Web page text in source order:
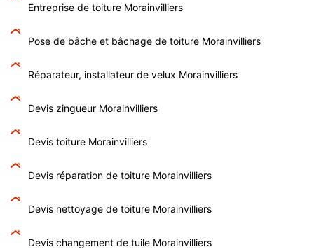
Entreprise de toiture Morainvilliers
Pose de bâche et bâchage de toiture Morainvilliers
Réparateur, installateur de velux Morainvilliers
Devis zingueur Morainvilliers
Devis toiture Morainvilliers
Devis réparation de toiture Morainvilliers
Devis nettoyage de toiture Morainvilliers
Devis changement de tuile Morainvilliers